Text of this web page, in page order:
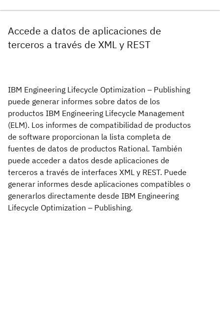
Accede a datos de aplicaciones de
terceros a través de XML y REST
IBM Engineering Lifecycle Optimization – Publishing
puede generar informes sobre datos de los
productos IBM Engineering Lifecycle Management
(ELM). Los informes de compatibilidad de productos
de software proporcionan la lista completa de
fuentes de datos de productos Rational. También
puede acceder a datos desde aplicaciones de
terceros a través de interfaces XML y REST. Puede
generar informes desde aplicaciones compatibles o
generarlos directamente desde IBM Engineering
Lifecycle Optimization – Publishing.